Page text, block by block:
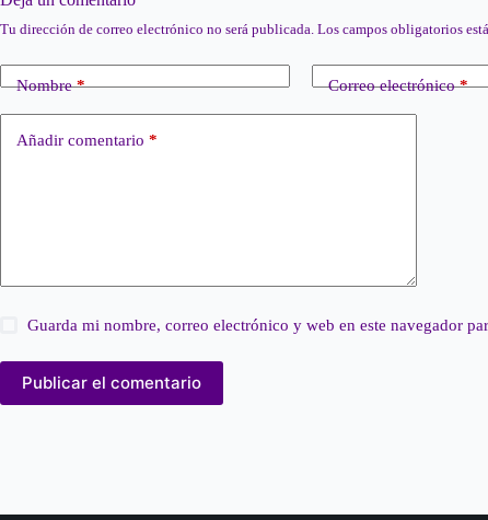
Tu dirección de correo electrónico no será publicada. Los campos obligatorios
Nombre* Correo electrónico*
Añadir comentario *
Guarda mi nombre, correo electrónico y web en este navegador
Publicar el comentario